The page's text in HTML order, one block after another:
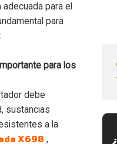
para el
para
para los
debe
sustancias
a la
X698 ,